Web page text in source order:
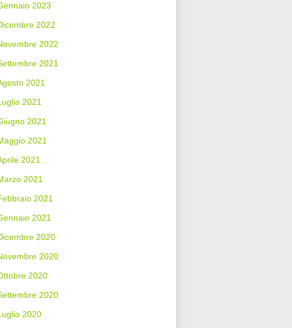
2023
2022
2022
2021
2021
2021
2021
2021
2021
2021
2021
2021
2020
2020
2020
2020
2020